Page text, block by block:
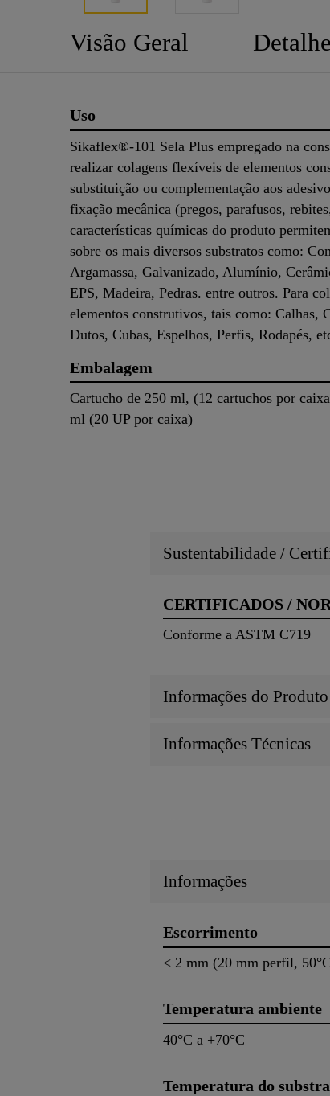
Visão Geral
Uso
Sikaflex®-101 Sela Plus empregado na
realizar colagens flexíveis de elementos
substituição ou complementação aos
fixação mecânica (pregos, parafusos,
características químicas do produto
sobre os mais diversos substratos como:
Argamassa, Galvanizado, Alumínio,
EPS, Madeira, Pedras. entre outros. Para
elementos construtivos, tais como: Calhas,
Dutos, Cubas, Espelhos, Perfis, Rodapés,
Embalagem
Cartucho de 250 ml, (12 cartuchos por
ml (20 UP por caixa)
Sustentabilidade /
CERTIFICADOS /
Conforme a ASTM C719
Informações do Produto
Informações Técnicas
Informações
Escorrimento
< 2 mm (20 mm perfil,
Temperatura ambiente
40°C a +70°C
Temperatura do